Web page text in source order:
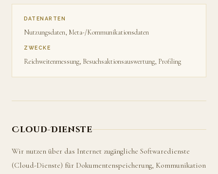
DATENARTEN
Nutzungsdaten, Meta-/Kommunikationsdaten
ZWECKE
Reichweitenmessung, Besuchsaktionsauswertung, Profiling
Cloud-Dienste
Wir nutzen über das Internet zugängliche Softwaredienste
(Cloud-Dienste) für Dokumentenspeicherung, Kommunikation